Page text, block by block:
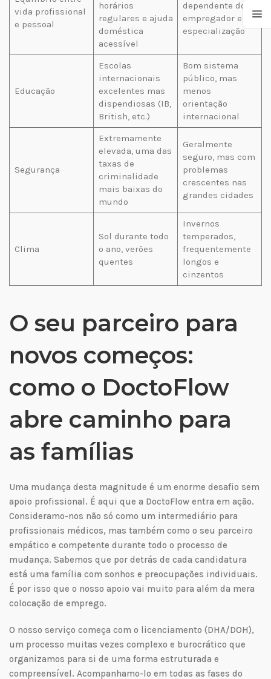
vida profissional
e pessoal
horários
regulares e ajuda
doméstica
acessível
dependente do
empregador e da
especialização
Educação
Escolas
internacionais
excelentes mas
dispendiosas (IB,
British, etc.)
Bom sistema
público, mas
menos
orientação
internacional
Segurança
Extremamente
elevada, uma das
taxas de
criminalidade
mais baixas do
mundo
Geralmente
seguro, mas com
problemas
crescentes nas
grandes cidades
Clima
Sol durante todo
o ano, verões
quentes
Invernos
temperados,
frequentemente
longos e
cinzentos
O seu parceiro para
novos começos:
como o DoctoFlow
abre caminho para
as famílias
Uma mudança desta magnitude é um enorme desafio sem
apoio profissional. É aqui que a DoctoFlow entra em ação.
Consideramo-nos não só como um intermediário para
profissionais médicos, mas também como o seu parceiro
empático e competente durante todo o processo de
mudança. Sabemos que por detrás de cada candidatura
está uma família com sonhos e preocupações individuais.
É por isso que o nosso apoio vai muito para além da mera
colocação de emprego.
O nosso serviço começa com o licenciamento (DHA/DOH),
um processo muitas vezes complexo e burocrático que
organizamos para si de uma forma estruturada e
compreensível. Acompanhamo-lo em todas as fases do